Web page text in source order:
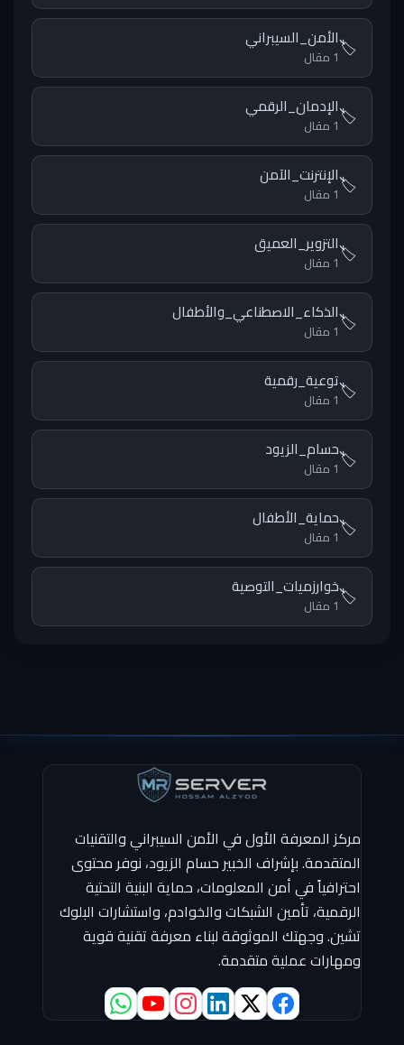
🏷️الأمن_السيبراني
1 مقال
🏷️الإدمان_الرقمي
1 مقال
🏷️الإنترنت_الآمن
1 مقال
🏷️التزوير_العميق
1 مقال
🏷️الذكاء_الاصطناعي_والأطفال
1 مقال
🏷️توعية_رقمية
1 مقال
🏷️حسام_الزيود
1 مقال
🏷️حماية_الأطفال
1 مقال
🏷️خوارزميات_التوصية
1 مقال
مركز المعرفة الأول في الأمن السيبراني والتقنيات
المتقدمة. بإشراف الخبير حسام الزيود، نوفر محتوى
احترافياً في أمن المعلومات، حماية البنية التحتية
الرقمية، تأمين الشبكات والخوادم، واستشارات البلوك
تشين. وجهتك الموثوقة لبناء معرفة تقنية قوية
ومهارات عملية متقدمة.